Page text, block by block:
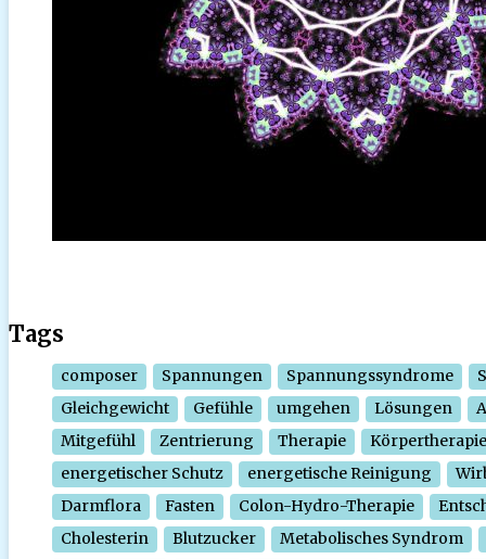
Tags
composer Spannungen Spannungssyndrome
Gleichgewicht
Gefühle umgehen Lösungen
Mitgefühl
Zentrierung Therapie
Körpertherapie
energetischer Schutz
energetische Reinigung
Darmflora
Fasten Colon-Hydro-Therapie
Cholesterin
Blutzucker
Metabolisches Syndrom